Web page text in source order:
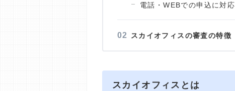
電話・WEBでの申込に対応
スカイオフィスの審査の特徴
スカイオフィスとは